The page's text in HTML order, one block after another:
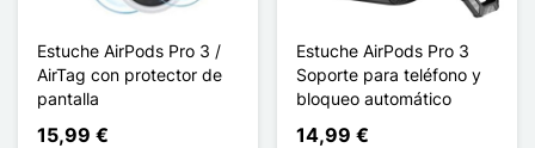
Estuche AirPods Pro 3 /
AirTag con protector de
pantalla
15,99 €
Estuche AirPods Pro 3
Soporte para teléfono y
bloqueo automático
14,99 €